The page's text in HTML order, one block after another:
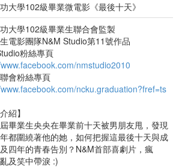
大學102級畢業微電影《最後十天》
大學102級畢業生聯合會監製
電影團隊N&M Studio第11號作品
粉絲專頁
nmstudio2010
會粉絲專頁
ncku.graduation?fref=ts
紹】
畢業生央央在畢業前十天被男朋友甩，發現
都圍繞著他的她，如何把握這最後十天與成
四年的青春告別？N&M首部喜劇片，瘋
及笑中帶淚 :)